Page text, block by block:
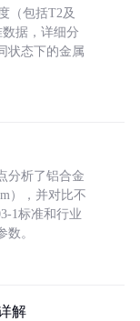
（包括T2及
数据，详细分
状态下的金属
分析了铝合金
），并对比不
1标准和行业
。
解